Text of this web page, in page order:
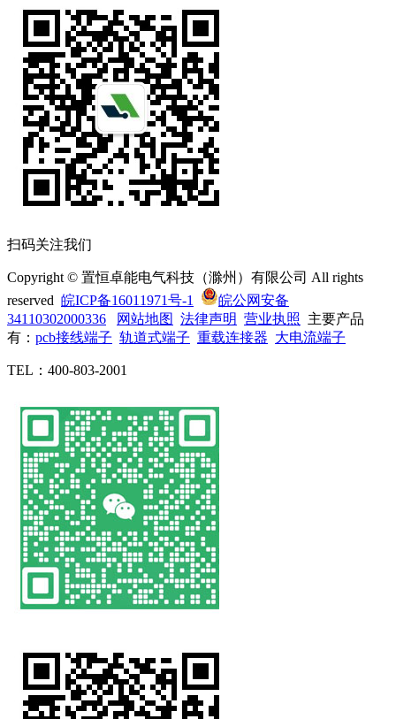
扫码关注我们
Copyright © 置恒卓能电气科技（滁州）有限公司 All rights
reserved 皖ICP备16011971号-1
皖公网安备
34110302000336
网站地图 法律声明 营业执照 主要产品
有： pcb接线端子 轨道式端子 重载连接器 大电流端子
TEL：400-803-2001